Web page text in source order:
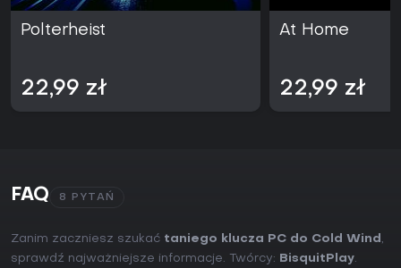
Polterheist
22,99 zł
At Home
22,99 zł
FAQ 8 PYTAŃ
Zanim zaczniesz szukać taniego klucza PC do Cold Wind ,
sprawdź najważniejsze informacje. Twórcy:
BisquitPlay.